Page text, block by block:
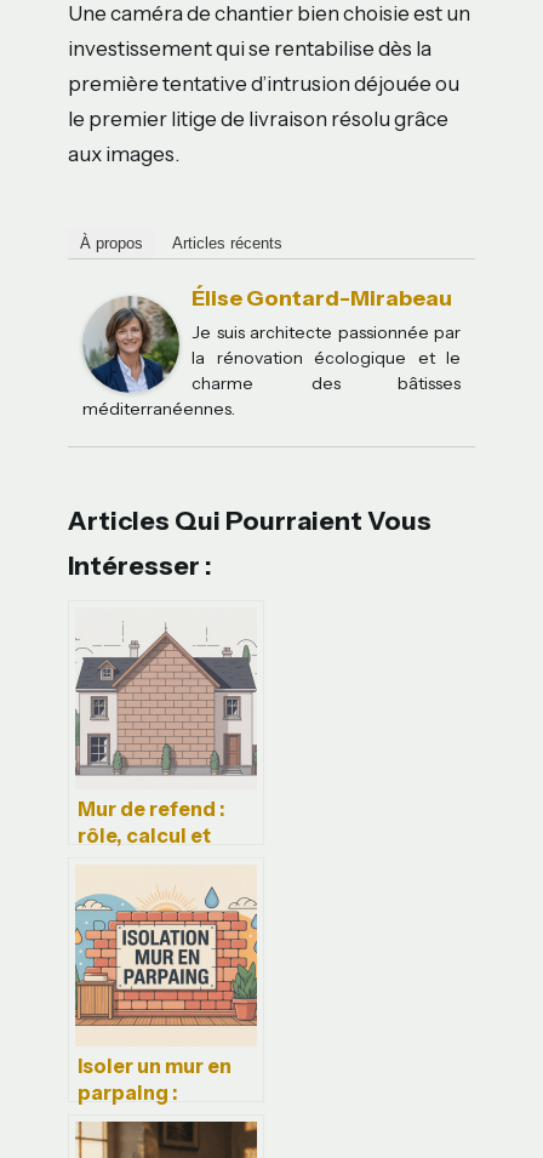
Une caméra de chantier bien choisie est un
investissement qui se rentabilise dès la
première tentative d’intrusion déjouée ou
le premier litige de livraison résolu grâce
aux images.
À propos Articles récents
Élise Gontard-Mirabeau
Je suis architecte passionnée par
la rénovation écologique et le
charme des bâtisses
méditerranéennes.
Articles Qui Pourraient Vous
Intéresser :
Mur de refend :
rôle, calcul et
bonnes pratiques
en construction
Isoler un mur en
parpaing :
méthodes, prix et
erreurs à éviter